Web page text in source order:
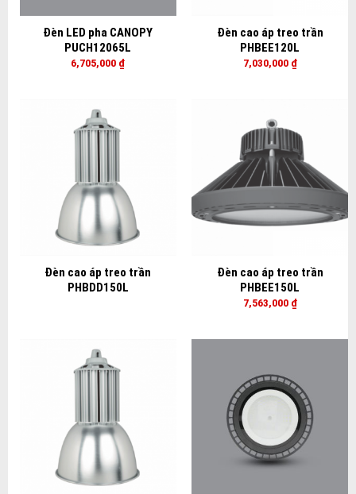
Đèn LED pha CANOPY
PUCH12065L
6,705,000 ₫
Đèn cao áp treo trần
PHBEE120L
7,030,000 ₫
Đèn cao áp treo trần
PHBDD150L
Đèn cao áp treo trần
PHBEE150L
7,563,000 ₫